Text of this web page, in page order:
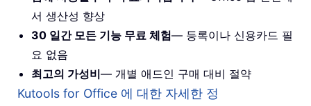
서 생산성 향상
30 일간 모든 기능 무료 체험— 등록이나 신용카드 필
요 없음
최고의 가성비— 개별 애드인 구매 대비 절약
Kutools for Office 에 대한 자세한 정